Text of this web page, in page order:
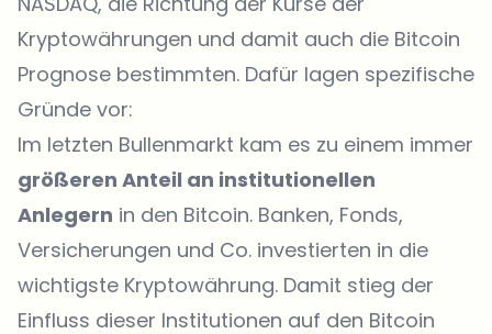
Kryptowährungen und damit auch die Bitcoin
Prognose bestimmten. Dafür lagen spezifische
Gründe vor:
Im letzten Bullenmarkt kam es zu einem immer
größeren Anteil an institutionellen
Anlegern in den Bitcoin. Banken, Fonds,
Versicherungen und Co. investierten in die
wichtigste Kryptowährung. Damit stieg der
Einfluss dieser Institutionen auf den Bitcoin